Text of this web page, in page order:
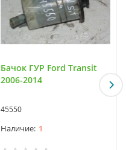
Бачок ГУР Ford Transit
2006-2014
45550
1